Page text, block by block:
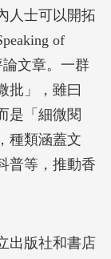
人士可以開拓
of
文章。一群
批」，雖曰
是「細微閱
種類涵蓋文
普等，推動香
出版社和書店